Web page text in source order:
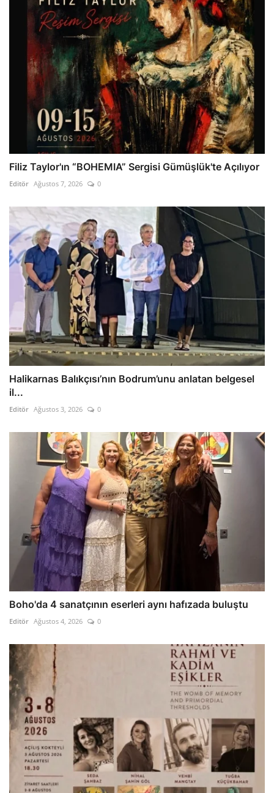
Filiz Taylor'ın “BOHEMIA” Sergisi Gümüşlük'te Açılıyor
Editör Ağustos 7, 2026 0
Halikarnas Balıkçısı’nın Bodrum’unu anlatan belgesel
il...
Editör Ağustos 3, 2026 0
Boho'da 4 sanatçının eserleri aynı hafızada buluştu
Editör Ağustos 4, 2026 0